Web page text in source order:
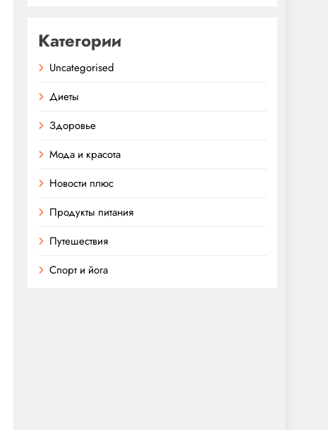
Категории
Uncategorised
Диеты
Здоровье
Мода и красота
Новости плюс
Продукты питания
Путешествия
Спорт и йога